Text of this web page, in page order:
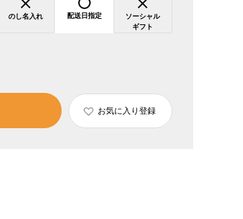
のし名入れ 配送日指定
ソーシャル
ギフト
お気に入り登録